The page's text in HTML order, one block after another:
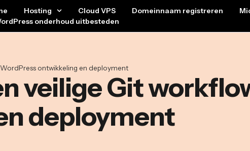
Hosting Cloud VPS Domeinnaam registreren
onderhoud uitbesteden
ontwikkeling en deployment
veilige Git
deployment